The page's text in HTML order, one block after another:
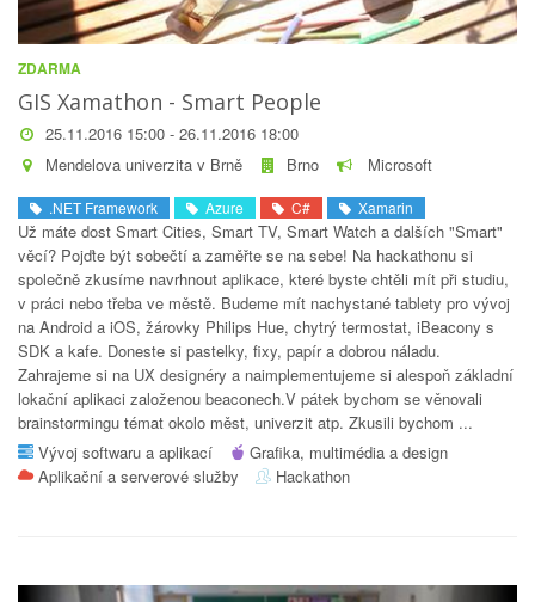
ZDARMA
GIS Xamathon - Smart People
25.11.2016 15:00 - 26.11.2016 18:00
Mendelova univerzita v Brně
Brno Microsoft
.NET Framework Azure C# Xamarin
Už máte dost Smart Cities, Smart TV, Smart Watch a dalších "Smart"
věcí? Pojďte být sobečtí a zaměřte se na sebe! Na hackathonu si
společně zkusíme navrhnout aplikace, které byste chtěli mít při studiu,
v práci nebo třeba ve městě. Budeme mít nachystané tablety pro vývoj
na Android a iOS, žárovky Philips Hue, chytrý termostat, iBeacony s
SDK a kafe. Doneste si pastelky, fixy, papír a dobrou náladu.
Zahrajeme si na UX designéry a naimplementujeme si alespoň základní
lokační aplikaci založenou beaconech.V pátek bychom se věnovali
brainstormingu témat okolo měst, univerzit atp. Zkusili bychom ...
Vývoj softwaru a aplikací
Grafika, multimédia a design
Aplikační a serverové služby
Hackathon